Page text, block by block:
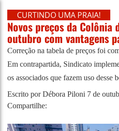
CURTINDO UMA PRAIA!
Novos preços da
outubro com vantagens
Correção na tabela de preços foi
Em contrapartida, Sindicato
os associados que fazem uso desse
Escrito por Débora Piloni 7 de
Compartilhe: